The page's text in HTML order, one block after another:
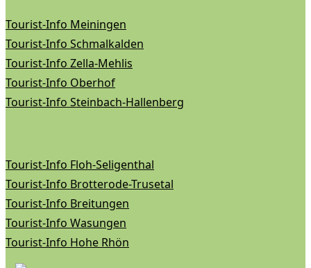
Tourist-Info Meiningen
Tourist-Info Schmalkalden
Tourist-Info Zella-Mehlis
Tourist-Info Oberhof
Tourist-Info Steinbach-Hallenberg
Tourist-Info Floh-Seligenthal
Tourist-Info Brotterode-Trusetal
Tourist-Info Breitungen
Tourist-Info Wasungen
Tourist-Info Hohe Rhön